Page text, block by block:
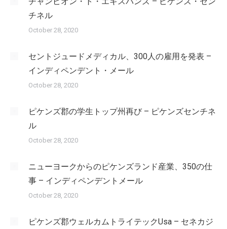
チネル
October 28, 2020
セントジュードメディカル、300人の雇用を発表 –
インディペンデント・メール
October 28, 2020
ピケンズ郡の学生トップ州再び – ピケンズセンチネ
ル
October 28, 2020
ニューヨークからのピケンズランド産業、350の仕
事 – インディペンデントメール
October 28, 2020
ピケンズ郡ウェルカムトライテックUsa – セネカジ